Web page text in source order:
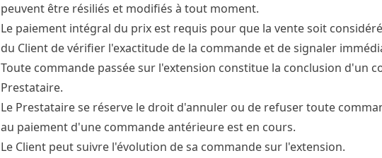
peuvent être résiliés et modifiés à tout moment.
Le paiement intégral du prix est requis pour que la vente soit
du Client de vérifier l'exactitude de la commande et de signaler
Toute commande passée sur l'extension constitue la conclusion d'un
Prestataire.
Le Prestataire se réserve le droit d'annuler ou de refuser toute
au paiement d'une commande antérieure est en cours.
Le Client peut suivre l'évolution de sa commande sur l'extension.